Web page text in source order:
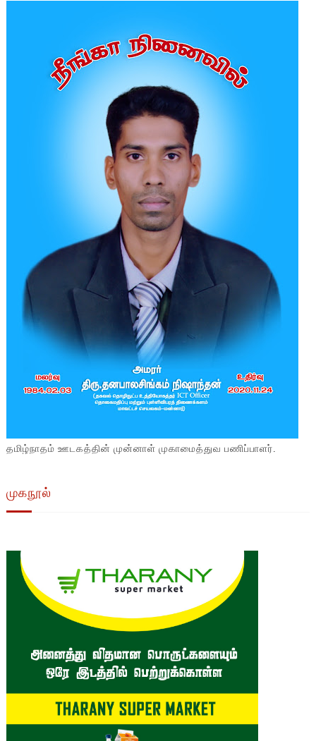
தமிழ்நாதம் ஊடகத்தின் முன்னாள் முகாமைத்துவ பணிப்பாளர்.
முகநூல்